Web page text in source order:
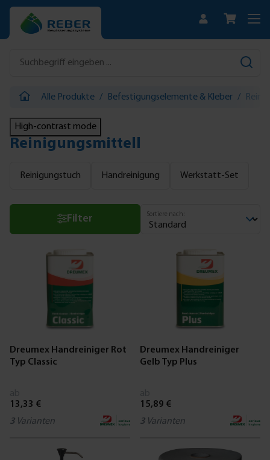
Zum Hauptinhalt springen
Alle Produkte / Befestigungselemente & Kleber /
High-contrast mode
Reinigungsmittell
Reinigungstuch Handreinigung Werkstatt-Set
Filter Sortiere nach:
Dreumex Handreiniger Rot
Typ Classic
13,33 €
3 Varianten
Dreumex Handreiniger
Gelb Typ Plus
15,89 €
3 Varianten